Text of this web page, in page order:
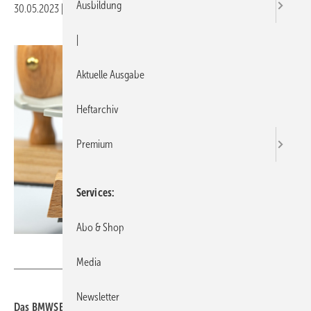
30.05.2023 Druckvorschau
Das BMWSB-Förderprogramm „Klimafreundlicher Neubau“ wird
Ausbildung
Aktuelle Ausgabe
Heftarchiv
Premium
Services
Abo & Shop
Media
Newsletter